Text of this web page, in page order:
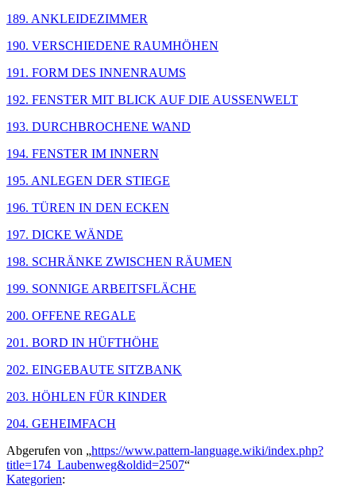
189. ANKLEIDEZIMMER
190. VERSCHIEDENE RAUMHÖHEN
191. FORM DES INNENRAUMS
192. FENSTER MIT BLICK AUF DIE AUSSENWELT
193. DURCHBROCHENE WAND
194. FENSTER IM INNERN
195. ANLEGEN DER STIEGE
196. TÜREN IN DEN ECKEN
197. DICKE WÄNDE
198. SCHRÄNKE ZWISCHEN RÄUMEN
199. SONNIGE ARBEITSFLÄCHE
200. OFFENE REGALE
201. BORD IN HÜFTHÖHE
202. EINGEBAUTE SITZBANK
203. HÖHLEN FÜR KINDER
204. GEHEIMFACH
Abgerufen von „https://www.pattern-language.wiki/index.php?
title=174_Laubenweg&oldid=2507“
Kategorien: